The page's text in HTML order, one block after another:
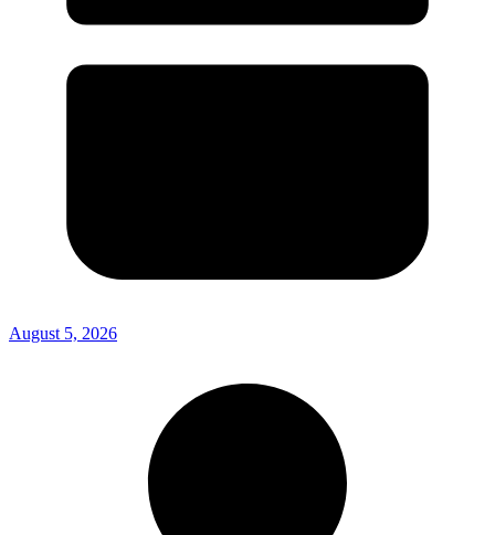
August 5, 2026